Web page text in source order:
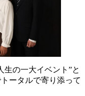
生の一大イベント”と
ータルで寄り添って